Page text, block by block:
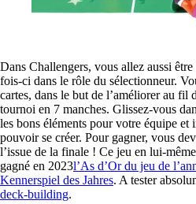
Dans Challengers, vous allez aussi
fois-ci dans le rôle du sélectionneur.
cartes, dans le but de l’améliorer au fil
tournoi en 7 manches. Glissez-vous
les bons éléments pour votre équipe
pouvoir se créer. Pour gagner, vous
l’issue de la finale ! Ce jeu en lui-
gagné en 2023l’As d’Or du jeu de
Kennerspiel des Jahres. A tester
deck-building.